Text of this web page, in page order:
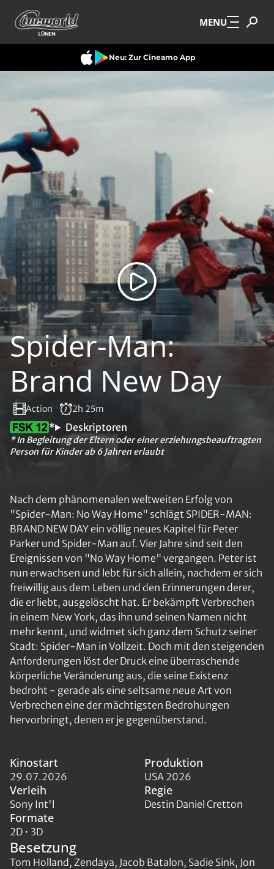
Zum Hauptinhalt springen MENU
Neu: Zur Cineamo App
Spider-Man:
Brand New Day
Action 2h 25m
* Deskriptoren
* In Begleitung der Eltern oder einer erziehungsbeauftragten
Person für Kinder ab 6 Jahren erlaubt
Nach dem phänomenalen weltweiten Erfolg von
"Spider-Man: No Way Home" schlägt SPIDER-MAN:
BRAND NEW DAY ein völlig neues Kapitel für Peter
Parker und Spider-Man auf. Vier Jahre sind seit den
Ereignissen von "No Way Home" vergangen. Peter ist
nun erwachsen und lebt für sich allein, nachdem er sich
freiwillig aus dem Leben und den Erinnerungen derer,
die er liebt, ausgelöscht hat. Er bekämpft Verbrechen
in einem New York, das ihn und seinen Namen nicht
mehr kennt, und widmet sich ganz dem Schutz seiner
Stadt: Spider-Man in Vollzeit. Doch mit den steigenden
Anforderungen löst der Druck eine überraschende
körperliche Veränderung aus, die seine Existenz
bedroht - gerade als eine seltsame neue Art von
Verbrechen eine der mächtigsten Bedrohungen
hervorbringt, denen er je gegenüberstand.
Kinostart
29.07.2026
Produktion
USA 2026
Verleih
Sony Int'l
Regie
Destin Daniel Cretton
Formate
2D • 3D
Besetzung
Tom Holland, Zendaya, Jacob Batalon, Sadie Sink, Jon